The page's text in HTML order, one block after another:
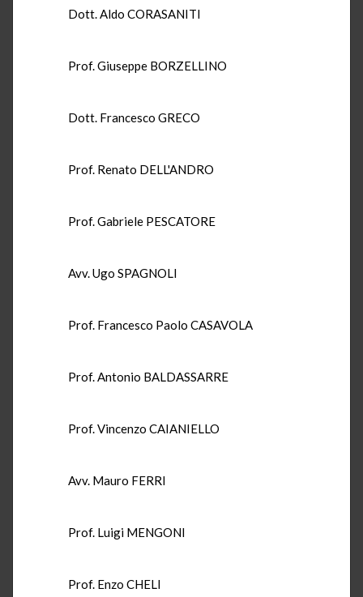
Dott. Aldo CORASANITI
Prof. Giuseppe BORZELLINO
Dott. Francesco GRECO
Prof. Renato DELL'ANDRO
Prof. Gabriele PESCATORE
Avv. Ugo SPAGNOLI
Prof. Francesco Paolo CASAVOLA
Prof. Antonio BALDASSARRE
Prof. Vincenzo CAIANIELLO
Avv. Mauro FERRI
Prof. Luigi MENGONI
Prof. Enzo CHELI